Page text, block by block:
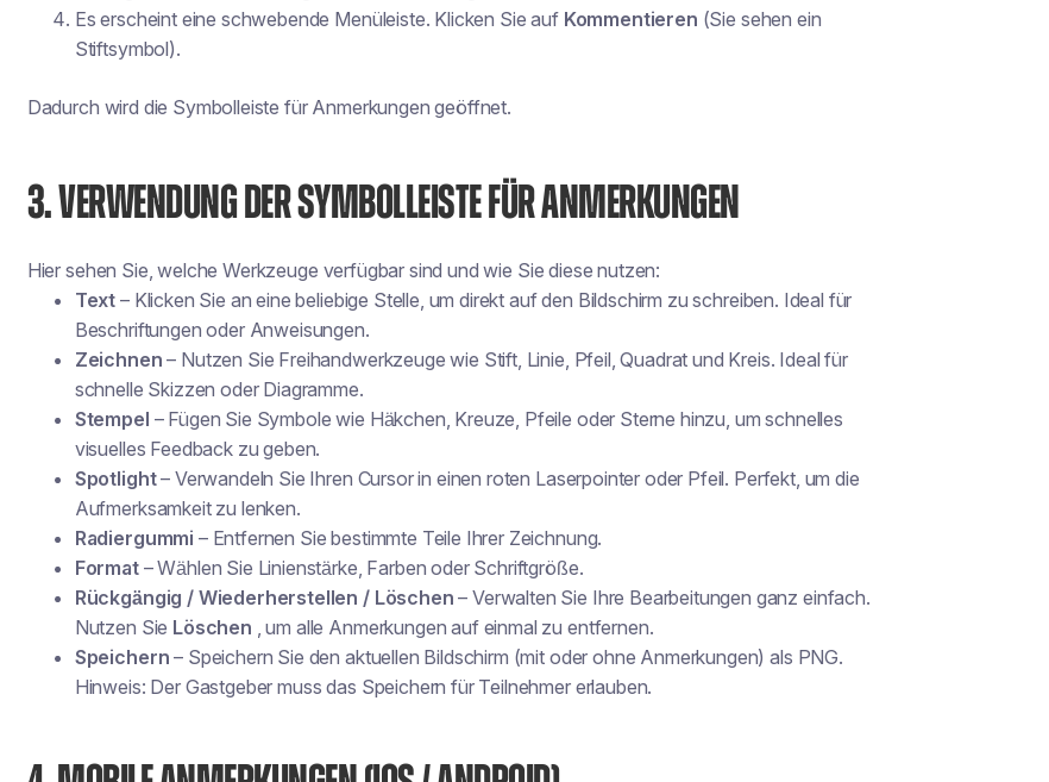
Es erscheint eine schwebende Menüleiste. Klicken Sie auf Kommentieren (Sie sehen ein
Stiftsymbol).
Dadurch wird die Symbolleiste für Anmerkungen geöffnet.
3. VERWENDUNG DER SYMBOLLEISTE FÜR ANMERKUNGEN
Hier sehen Sie, welche Werkzeuge verfügbar sind und wie Sie diese nutzen:
Text – Klicken Sie an eine beliebige Stelle, um direkt auf den Bildschirm zu schreiben. Ideal für
Beschriftungen oder Anweisungen.
Zeichnen – Nutzen Sie Freihandwerkzeuge wie Stift, Linie, Pfeil, Quadrat und Kreis. Ideal für
schnelle Skizzen oder Diagramme.
Stempel – Fügen Sie Symbole wie Häkchen, Kreuze, Pfeile oder Sterne hinzu, um schnelles
visuelles Feedback zu geben.
Spotlight– Verwandeln Sie Ihren Cursor in einen roten Laserpointer oder Pfeil. Perfekt, um die
Aufmerksamkeit zu lenken.
Radiergummi – Entfernen Sie bestimmte Teile Ihrer Zeichnung.
Format– Wählen Sie Linienstärke, Farben oder Schriftgröße.
Rückgängig / Wiederherstellen / Löschen – Verwalten Sie Ihre Bearbeitungen ganz einfach.
Nutzen Sie Löschen , um alle Anmerkungen auf einmal zu entfernen.
Speichern – Speichern Sie den aktuellen Bildschirm (mit oder ohne Anmerkungen) als PNG.
Hinweis: Der Gastgeber muss das Speichern für Teilnehmer erlauben.